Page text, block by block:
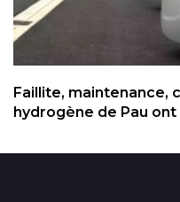
Faillite, maintenance,
hydrogène de Pau